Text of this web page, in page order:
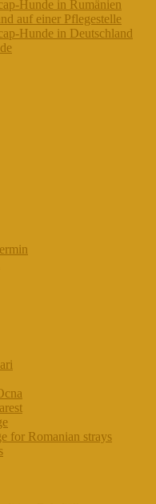
Hunde in Rumänien
auf einer Pflegestelle
Hunde in Deutschland
for Romanian strays